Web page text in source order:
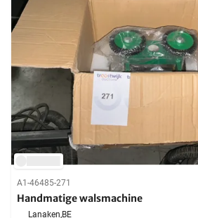
A1-46485-271
Handmatige walsmachine
Lanaken,BE